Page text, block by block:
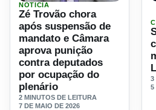
Ler materia: Zé Trovão chora
NOTICIA
Zé Trovão chora
após suspensão de
mandato e Câmara
aprova punição
contra deputados
por ocupação do
plenário
2 MINUTOS DE LEITURA
7 DE MAIO DE 2026
3
5